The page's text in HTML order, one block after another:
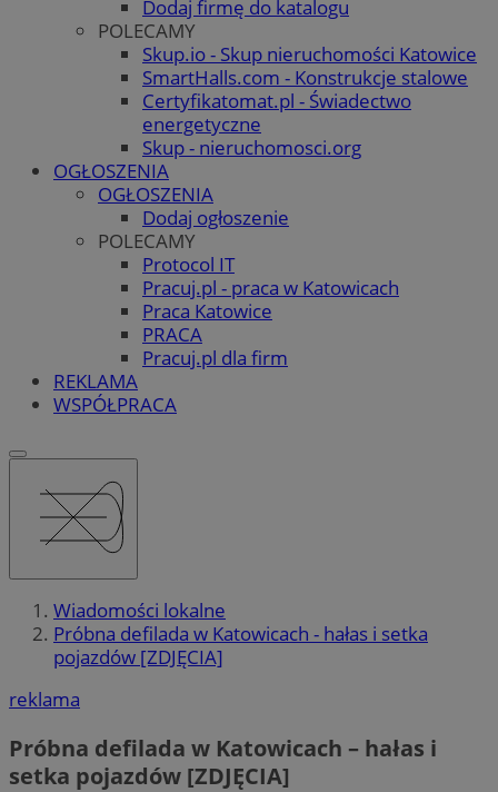
Dodaj firmę do katalogu
POLECAMY
Skup.io - Skup nieruchomości Katowice
SmartHalls.com - Konstrukcje stalowe
Certyfikatomat.pl - Świadectwo
energetyczne
Skup - nieruchomosci.org
OGŁOSZENIA
OGŁOSZENIA
Dodaj ogłoszenie
POLECAMY
Protocol IT
Pracuj.pl - praca w Katowicach
Praca Katowice
PRACA
Pracuj.pl dla firm
REKLAMA
WSPÓŁPRACA
Wiadomości lokalne
Próbna defilada w Katowicach - hałas i setka
pojazdów [ZDJĘCIA]
reklama
Próbna defilada w Katowicach – hałas i
setka pojazdów [ZDJĘCIA]